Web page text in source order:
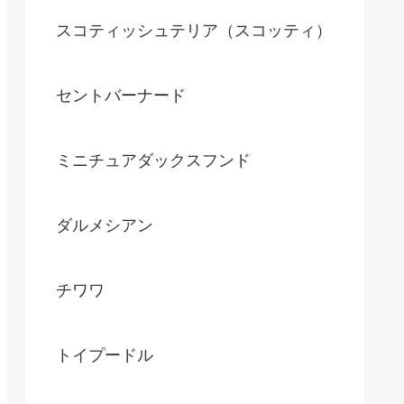
スコティッシュテリア（スコッティ）
セントバーナード
ミニチュアダックスフンド
ダルメシアン
チワワ
トイプードル